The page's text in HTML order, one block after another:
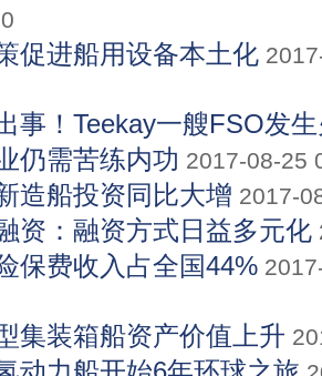
促进船用设备本土化
事！Teekay一艘FSO发
仍需苦练内功 2017-08-25
造船投资同比大增 2017-
资：融资方式日益多元化
保费收入占全国44%
集装箱船资产价值上升